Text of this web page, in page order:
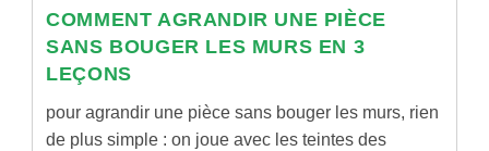
COMMENT AGRANDIR UNE PIÈCE
SANS BOUGER LES MURS EN 3
LEÇONS
pour agrandir une pièce sans bouger les murs, rien
de plus simple : on joue avec les teintes des